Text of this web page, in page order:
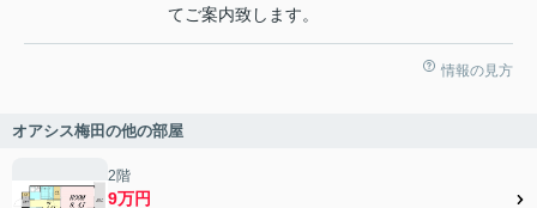
てご案内致します。
情報の見方
オアシス梅田の他の部屋
2階
9万円